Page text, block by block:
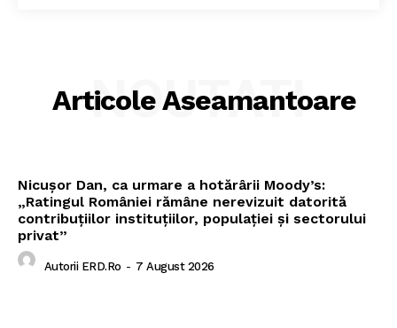
Articole Aseamantoare
NOUTATI
Nicușor Dan, ca urmare a hotărârii Moody’s:
„Ratingul României rămâne nerevizuit datorită
contribuțiilor instituțiilor, populației și sectorului
privat”
Autorii ERD.ro - 7 August 2026